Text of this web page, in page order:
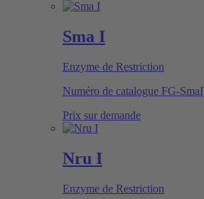
Sma I
Enzyme de Restriction
Numéro de catalogue FG-SmaI
Prix sur demande
Nru I
Enzyme de Restriction